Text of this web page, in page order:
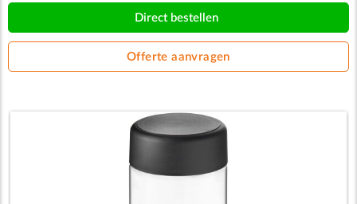
Direct bestellen
Offerte aanvragen